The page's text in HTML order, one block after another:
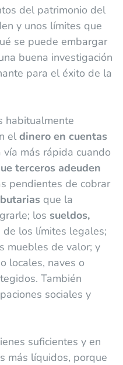
del patrimonio del
y unos límites que
se puede embargar
buena investigación
para el éxito de la
habitualmente
el dinero en cuentas
más rápida cuando
terceros adeuden
pendientes de cobrar
que la
los sueldos,
de los límites legales;
muebles de valor; y
locales, naves o
También
sociales y
suficientes y en
más líquidos, porque